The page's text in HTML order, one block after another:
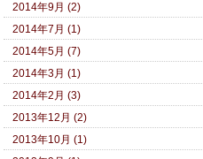
2014年9月 (2)
2014年7月 (1)
2014年5月 (7)
2014年3月 (1)
2014年2月 (3)
2013年12月 (2)
2013年10月 (1)